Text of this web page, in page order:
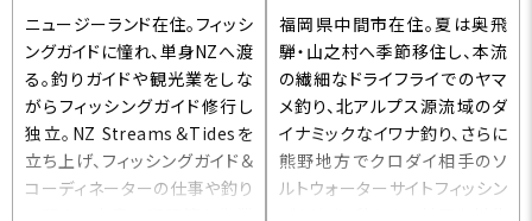
ニュージーランド在住。フィッシ
ングガイドに憧れ、単身NZへ渡
る。釣りガイドや観光業をしな
がらフィッシングガイド修行し
独立。NZ Streams＆Tidesを
立ち上げ、フィッシングガイド＆
コーディネーターの仕事や釣り
福岡県中間市在住。夏は奥飛
騨・山之村へ季節移住し、本流
の繊細なドライフライでのヤマ
メ釣り、北アルプス源流域のダ
イナミックなイワナ釣り、さらに
熊野地方でクロダイ相手のソ
ルトウォーターサイトフィッシン